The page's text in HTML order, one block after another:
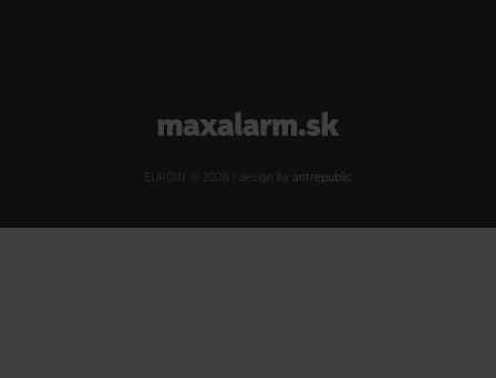
www.maxalarm.sk
EUROIN © 2026 | design by antrepublic